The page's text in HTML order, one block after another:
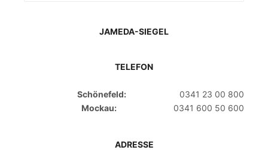
JAMEDA-SIEGEL
TELEFON
Schönefeld:
0341 23 00 800
Mockau:
0341 600 50 600
ADRESSE